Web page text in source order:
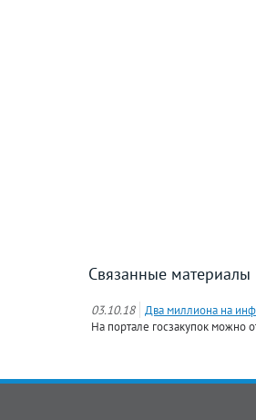
Связанные материалы
03.10.18
Два миллиона на
На портале госзакупок можно